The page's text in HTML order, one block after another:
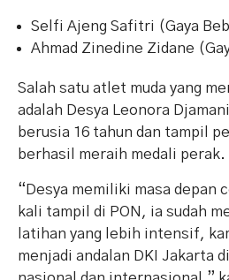
Selfi Ajeng Safitri (Gaya
Ahmad Zinedine Zidane
Salah satu atlet muda yang
adalah Desya Leonora
berusia 16 tahun dan tampil
berhasil meraih medali perak.
“Desya memiliki masa depan
kali tampil di PON, ia sudah
latihan yang lebih intensif,
menjadi andalan DKI Jakarta